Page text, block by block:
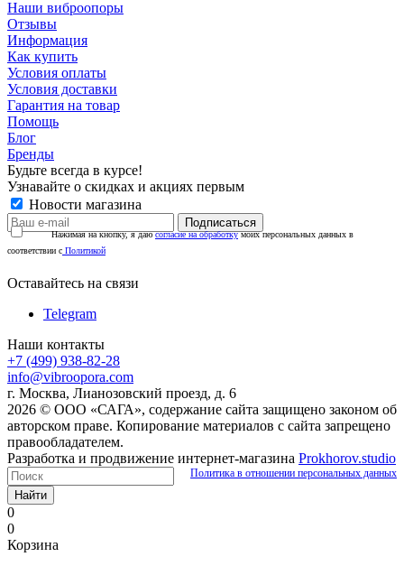
Наши виброопоры
Отзывы
Информация
Как купить
Условия оплаты
Условия доставки
Гарантия на товар
Помощь
Блог
Бренды
Будьте всегда в курсе!
Узнавайте о скидках и акциях первым
Новости магазина
Нажимая на кнопку, я даюсогласие на обработкумоих персональных данных в
соответствии с Политикой
Оставайтесь на связи
Telegram
Наши контакты
+7 (499) 938-82-28
info@vibroopora.com
г. Москва, Лианозовский проезд, д. 6
2026 © ООО «САГА», содержание сайта защищено законом об
авторском праве. Копирование материалов с сайта запрещено
правообладателем.
Разработка и продвижение интернет-магазина Prokhorov.studio
Политика в отношении персональных данных
Найти
0
0
Корзина